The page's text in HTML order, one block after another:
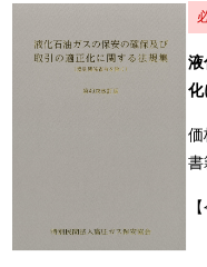
液
化
価
書